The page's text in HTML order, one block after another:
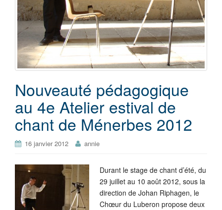
Nouveauté pédagogique
au 4e Atelier estival de
chant de Ménerbes 2012
16 janvier 2012 annie
Durant le stage de chant d’été, du
29 juillet au 10 août 2012, sous la
direction de Johan Riphagen, le
Chœur du Luberon propose deux